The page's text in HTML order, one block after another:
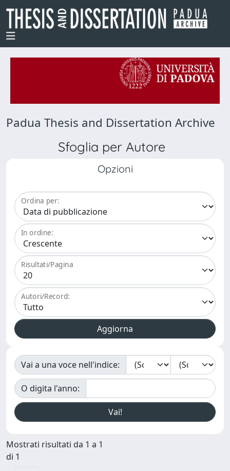
Padua Thesis and Dissertation Archive
Sfoglia per Autore
Opzioni
Ordina per:
In ordine:
Risultati/Pagina
Autori/Record:
Vai a una voce nell'indice:
O digita l'anno:
Mostrati risultati da 1 a 1
di 1